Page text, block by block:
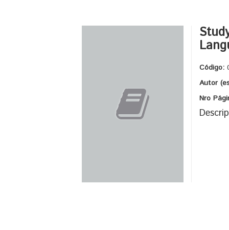
Código:
Autor
Nro